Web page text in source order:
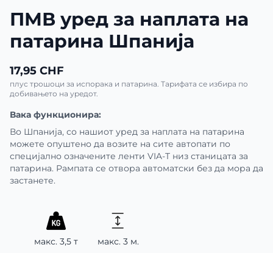
ПМВ уред за наплата на
патарина Шпанија
17,95 CHF
плус трошоци за испорака и патарина. Тарифата се избира по
добивањето на уредот.
Вака функционира:
Во Шпанија, со нашиот уред за наплата на патарина
можете опуштено да возите на сите автопати по
специјално означените ленти VIA-T низ станицата за
патарина. Рампата се отвора автоматски без да мора да
застанете.
макс. 3,5 т макс. 3 м.